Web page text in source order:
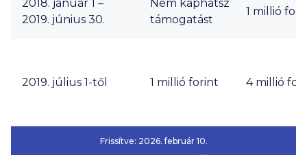
2018. január 1 –
2019. június 30.
Nem kaphatsz
támogatást
1 millió
2019. július 1-től 1 millió forint 4 millió
Frissítve: 2026. február 10.